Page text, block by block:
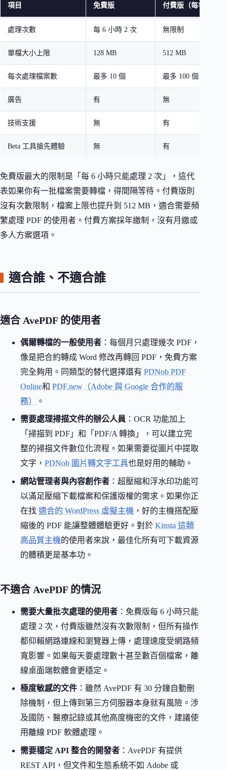
項目 免費版 付費版（每年 61 美
處理次數 每 6 小時 2 次 無限制
單檔大小上限 128 MB 512 MB
每次處理檔案數 最多 10 個 最多 100 個
廣告 有 無
技術支援 無 有
Beta 工具搶先體驗 無 有
免費版最大的限制是「每 6 小時只能處理 2 次」，這代
表如果你有一批檔案需要轉檔，得間隔等待。付費版則
沒有次數限制，檔案上限也提升到 512 MB，適合需要頻
繁處理 PDF 的使用者。付費方案採年繳制，沒有月繳或
多人方案選項。
適合誰、不適合誰
適合 AvePDF 的使用者
偶爾轉檔的一般使用者 ：每個月只處理幾次 PDF，
像是把合約轉成 Word 修改再轉回 PDF，免費方案
完全夠用。同類型的替代選擇還有 PDNob PDF
Online和 PDF.new（Adobe 與 Google 合作的服
務）
。
需要處理掃描文件的辦公人員 ：OCR 功能加上
「掃描到 PDF」和「PDF/A 轉換」，可以建立完
整的掃描文件數位化流程。如果需要從圖片中提取
文字， PDNob 圖片轉文字工具也是好用的輔助。
網站管理者與內容創作者 ：超壓縮和浮水印功能可
以滿足壓縮下載檔案和保護版權的需求。如果你正
在找 適合的 WordPress 虛擬主機 ，好的主機搭配壓
縮後的 PDF 能讓整體體驗更好。對於 Kinsta 這類
高品質主機的使用者來說，最佳化所有可下載資源
的體積更是基本功。
不適合 AvePDF 的情況
需要大量批次處理的使用者 ：免費版每 6 小時只能
處理 2 次，付費版雖然沒有次數限制，但所有操作
都仰賴網路連線和瀏覽器上傳，處理速度受網路頻
寬影響。如果每天要處理數十甚至數百個檔案，離
線桌面端軟體會更穩定。
極度敏感的文件 ：雖然 AvePDF 有 30 分鐘自動刪
除機制，但上傳到第三方伺服器本身就有風險。涉
及國防、醫療記錄或其他高度機密的文件，建議使
用離線 PDF 軟體處理。
需要穩定 API 整合的開發者 ：AvePDF 有提供
REST API，但文件和生態系統不如 Adobe 或